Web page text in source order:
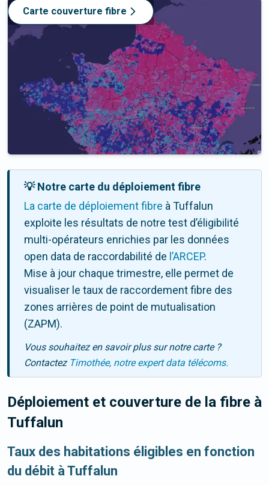
Carte couverture fibre
💡 Notre carte du déploiement fibre
La carte de déploiement fibre à Tuffalun
exploite les résultats de notre test d’éligibilité
multi-opérateurs enrichies par les données
open data de raccordabilité de l’ARCEP.
Mise à jour chaque trimestre, elle permet de
visualiser le taux de raccordement fibre des
zones arrières de point de mutualisation
(ZAPM).
Vous souhaitez en savoir plus sur notre carte ?
Contactez Timothée, notre expert data télécoms.
Déploiement et couverture de la fibre à
Tuffalun
Taux des habitations éligibles en fonction
du débit à Tuffalun